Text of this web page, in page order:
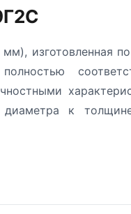
изготовленная
к